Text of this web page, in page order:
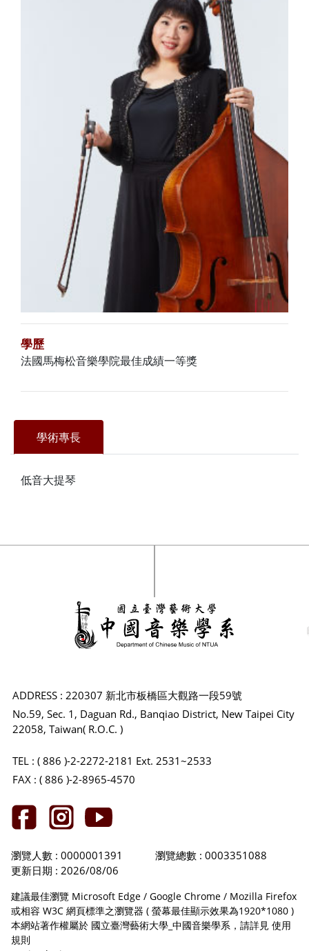
學歷
法國馬梅松音樂學院最佳成績一等獎
學術專長
低音大提琴
ADDRESS : 220307 新北市板橋區大觀路一段59號
No.59, Sec. 1, Daguan Rd., Banqiao District, New Taipei City
22058, Taiwan( R.O.C. )
TEL : ( 886 )-2-2272-2181 Ext. 2531~2533
FAX : ( 886 )-2-8965-4570
瀏覽人數 : 0000001391
瀏覽總數 : 0003351088
更新日期 : 2026/08/06
建議最佳瀏覽 Microsoft Edge / Google Chrome / Mozilla Firefox
或相容 W3C 網頁標準之瀏覽器 ( 螢幕最佳顯示效果為1920*1080 )
本網站著作權屬於 國立臺灣藝術大學_中國音樂學系，請詳見 使用
規則